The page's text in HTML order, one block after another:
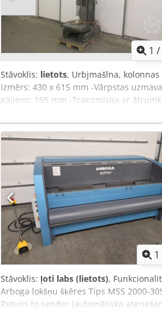
1 /
Stāvoklis: lietots, Urbjmašīna,
izmērs: 430 x 615 mm -Vārpstas
gājiens: 195 mm -Transmisija ar
Djdpfsdyb Htjx Aqvock -Izmēri: 730/
1
Stāvoklis: ļoti labs (lietots),
Arboga lokšņu šķēres Tips MSS 2000-
Return to sender (automātiska